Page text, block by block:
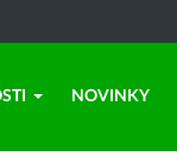
NOVINKY